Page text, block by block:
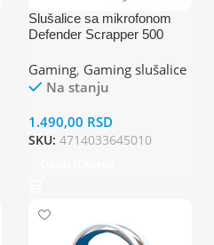
Slušalice sa mikrofonom
Defender Scrapper 500
Gaming, Gaming slušalice
Na stanju
1.490,00 RSD
SKU: 4714033645010